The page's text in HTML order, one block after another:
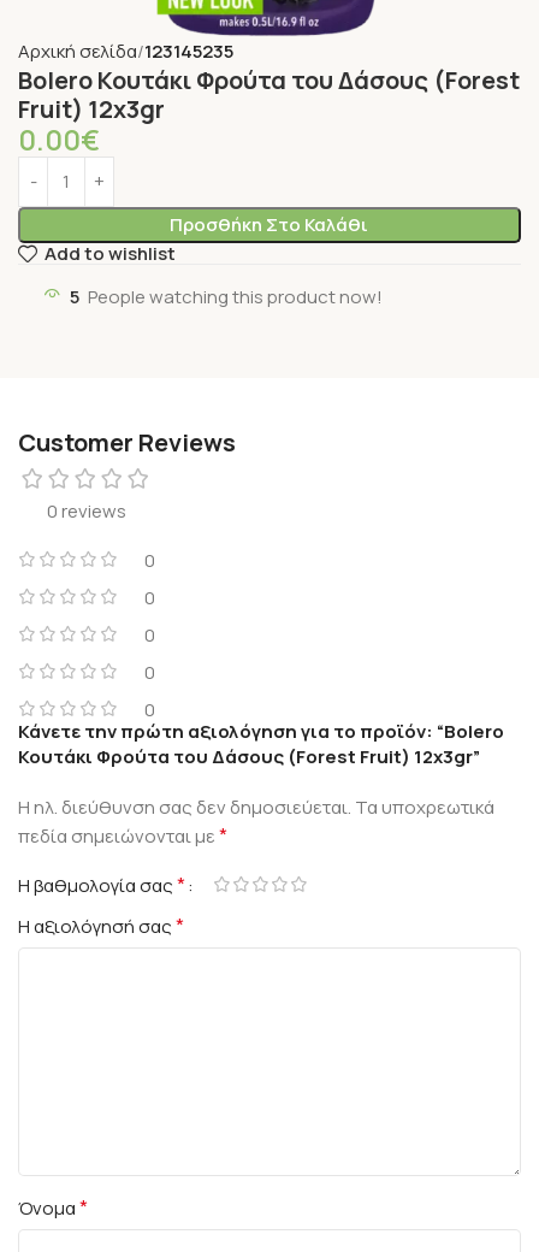
Αρχική σελίδα 123145235
Bolero Κουτάκι Φρούτα του Δάσους (Forest
Fruit) 12x3gr
0.00€
Προσθήκη Στο Καλάθι
Add to wishlist
5 People watching this product now!
Customer Reviews
0 reviews
0
0
0
0
0
Κάνετε την πρώτη αξιολόγηση για το προϊόν: “Bolero
Κουτάκι Φρούτα του Δάσους (Forest Fruit) 12x3gr”
Η ηλ. διεύθυνση σας δεν δημοσιεύεται. Τα υποχρεωτικά
πεδία σημειώνονται με*
Η βαθμολογία σας*
Η αξιολόγησή σας*
Όνομα*